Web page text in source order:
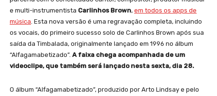
e multi-instrumentista Carlinhos Brown, em todos os apps de
música . Esta nova versão é uma regravação completa, incluindo
os vocais, do primeiro sucesso solo de Carlinhos Brown após sua
saída da Timbalada, originalmente lançado em 1996 no álbum
“Alfagamabetizado”. A faixa chega acompanhada de um
videoclipe, que também será lançado nesta sexta, dia 28.
O álbum “Alfagamabetizado”, produzido por Arto Lindsay e pelo